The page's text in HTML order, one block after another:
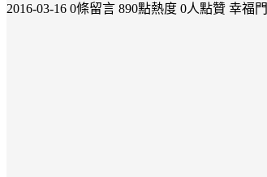
2016-03-16 0條留言 890點熱度 0人點贊 幸福門